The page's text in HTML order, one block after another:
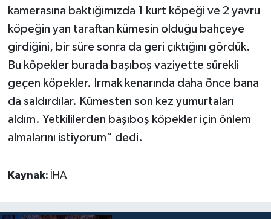
kamerasına baktığımızda 1 kurt köpeği ve 2 yavru
köpeğin yan taraftan kümesin olduğu bahçeye
girdiğini, bir süre sonra da geri çıktığını gördük.
Bu köpekler burada başıboş vaziyette sürekli
geçen köpekler. Irmak kenarında daha önce bana
da saldırdılar. Kümesten son kez yumurtaları
aldım. Yetkililerden başıboş köpekler için önlem
almalarını istiyorum” dedi.
Kaynak: İHA